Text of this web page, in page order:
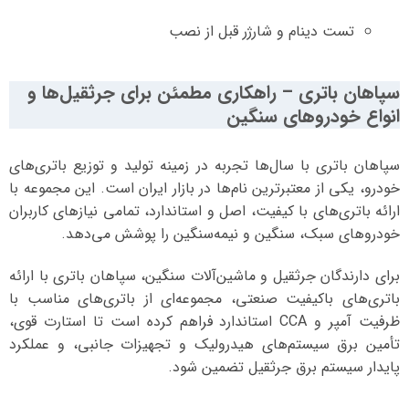
تست دینام و شارژر قبل از نصب
سپاهان باتری – راهکاری مطمئن برای جرثقیل‌ها و
انواع خودرو‌های سنگین
سپاهان باتری با سال‌ها تجربه در زمینه تولید و توزیع باتری‌های
خودرو، یکی از معتبرترین نام‌ها در بازار ایران است. این مجموعه با
ارائه باتری‌های با کیفیت، اصل و استاندارد، تمامی نیازهای کاربران
خودروهای سبک، سنگین و نیمه‌سنگین را پوشش می‌دهد.
برای دارندگان جرثقیل و ماشین‌آلات سنگین، سپاهان باتری با ارائه
باتری‌های باکیفیت صنعتی، مجموعه‌ای از باتری‌های مناسب با
ظرفیت آمپر و CCA استاندارد فراهم کرده است تا استارت قوی،
تأمین برق سیستم‌های هیدرولیک و تجهیزات جانبی، و عملکرد
پایدار سیستم برق جرثقیل تضمین شود.